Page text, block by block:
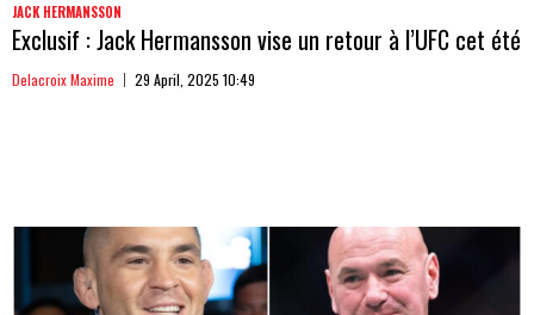
JACK HERMANSSON
Exclusif : Jack Hermansson vise un retour à l’UFC cet été
Delacroix Maxime 29 April, 2025 10:49